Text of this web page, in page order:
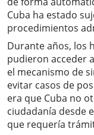
Cuba ha estado
procedimientos
Durante años, los
pudieron acceder
el mecanismo de
evitar casos de
era que Cuba no
ciudadanía desde
que requería